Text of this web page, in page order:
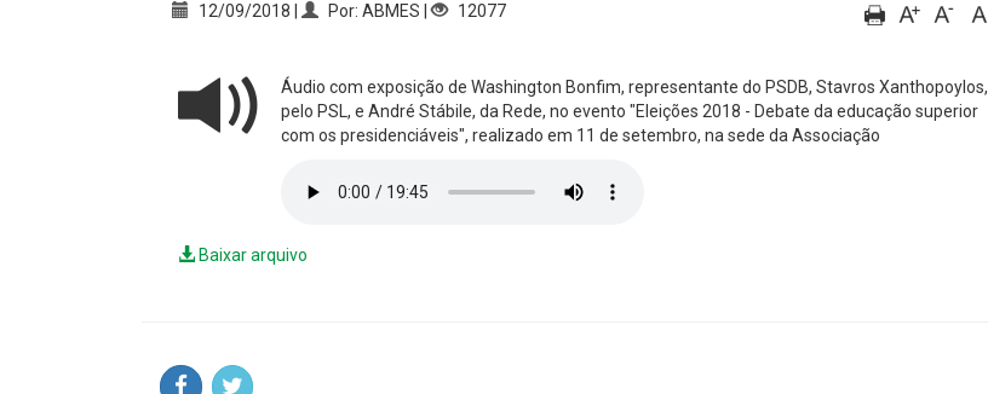
12/09/2018 | Por: ABMES | 12077
Áudio com exposição de Washington Bonfim, representante do PSDB, Stavros Xanthopoylos,
pelo PSL, e André Stábile, da Rede, no evento "Eleições 2018 - Debate da educação superior
com os presidenciáveis", realizado em 11 de setembro, na sede da Associação
Baixar arquivo